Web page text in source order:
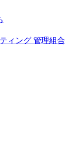
ィング 管理組合